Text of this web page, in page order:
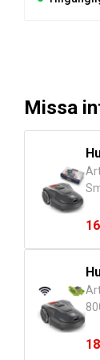
Missa
18
är:
16